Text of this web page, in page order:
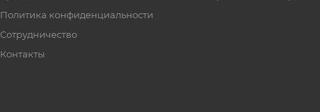
Политика конфиденциальности
Сотрудничество
Контакты